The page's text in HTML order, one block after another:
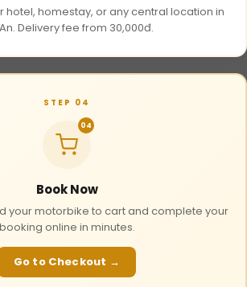
hotel, homestay, or any central location in
Delivery fee from 30,000đ.
STEP 04
04
Book Now
your motorbike to cart and complete your
booking online in minutes.
Go to Checkout →